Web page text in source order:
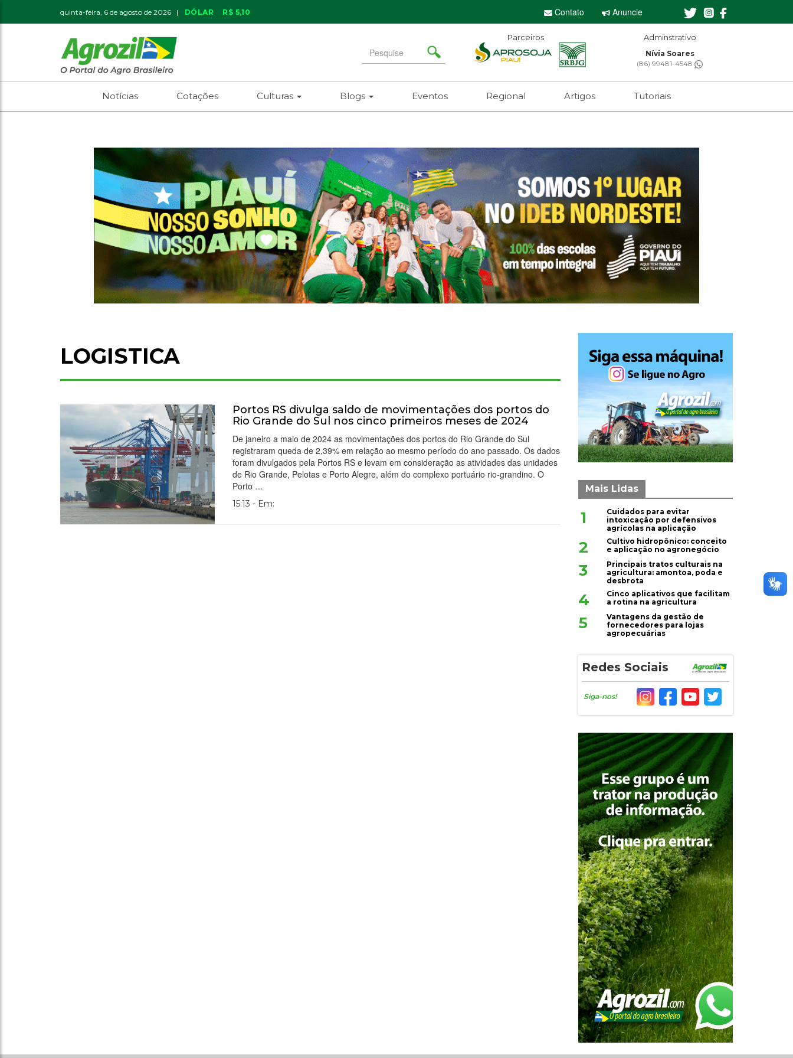
quinta-feira, 6 de agosto de 2026 | DÓLAR R$ 5,10 Contato Anuncie
Search
for
Parceiros Adminstrativo
Nívia Soares
(86) 99481-4548
Notícias Cotações Culturas Blogs Eventos Regional Artigos Tutoriais
LOGISTICA
Portos RS divulga saldo de movimentações dos portos do
Rio Grande do Sul nos cinco primeiros meses de 2024
De janeiro a maio de 2024 as movimentações dos portos do Rio Grande do Sul
registraram queda de 2,39% em relação ao mesmo período do ano passado. Os dados
foram divulgados pela Portos RS e levam em consideração as atividades das unidades
de Rio Grande, Pelotas e Porto Alegre, além do complexo portuário rio-grandino. O
Porto …
15:13 - Em:
Mais Lidas
1
Cuidados para evitar
intoxicação por defensivos
agrícolas na aplicação
2
Cultivo hidropônico: conceito
e aplicação no agronegócio
3
Principais tratos culturais na
agricultura: amontoa, poda e
desbrota
4
Cinco aplicativos que facilitam
a rotina na agricultura
5
Vantagens da gestão de
fornecedores para lojas
agropecuárias
Redes Sociais
Siga-nos!